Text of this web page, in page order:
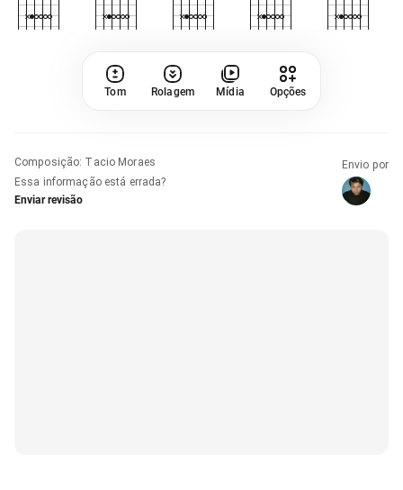
Tom Rolagem Mídia Opções
Composição: Tacio Moraes
Essa informação está errada?
Enviar revisão
Envio por